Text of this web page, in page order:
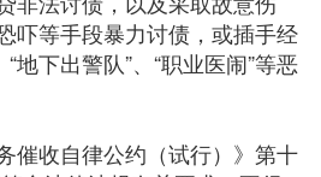
吓等手段暴力讨债，或插手经
地下出警队”、“职业医闹”等恶
催收自律公约（试行）》第十